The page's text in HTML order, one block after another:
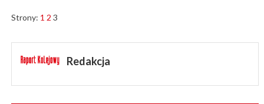
Strony: 1 2 3
Redakcja